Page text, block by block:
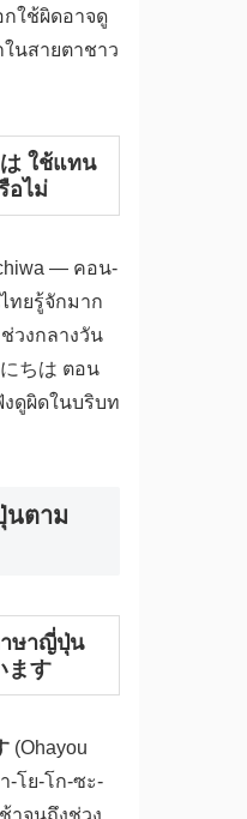
ใช้ผิดอาจดู
นสายตาชาว
ใช้แทน
อไม่
— คอน-
ทยรู้จักมาก
วงกลางวัน
ちは ตอน
งดูผิดในบริบท
นตาม
ษาญี่ปุ่น
ます
(Ohayou
-โย-โก-ซะ-
าจนถึงช่วง